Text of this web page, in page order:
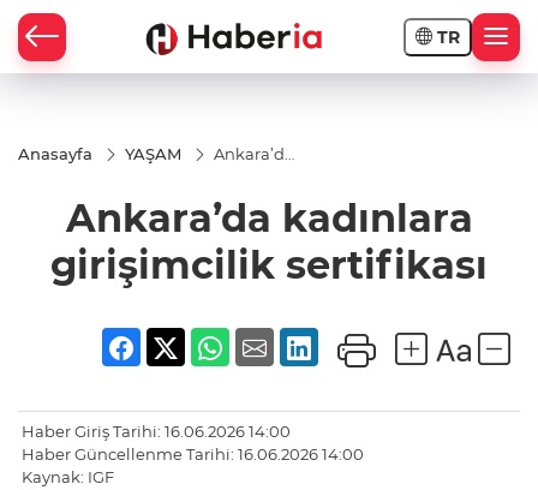
TR
Anasayfa YAŞAM
Ankara’da
sertifikası
Ankara’da kadınlara
girişimcilik sertifikası
Haber Giriş Tarihi: 16.06.2026 14:00
Haber Güncellenme Tarihi: 16.06.2026 14:00
Kaynak: IGF